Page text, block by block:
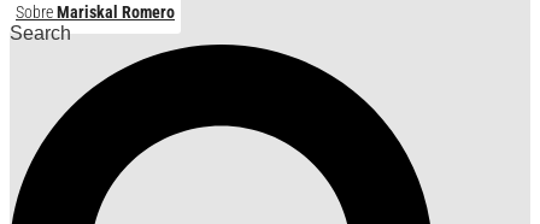
SobreMariskal Romero
Search